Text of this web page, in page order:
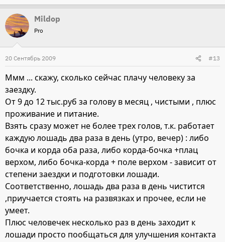
Mildop
Pro
20 Сентябрь 2009 #13
Ммм ... скажу, сколько сейчас плачу человеку за
заездку.
От 9 до 12 тыс.руб за голову в месяц , чистыми , плюс
проживание и питание.
Взять сразу может не более трех голов, т.к. работает
каждую лошадь два раза в день (утро, вечер) : либо
бочка и корда оба раза, либо корда-бочка +плац
верхом, либо бочка-корда + поле верхом - зависит от
степени заездки и подготовки лошади.
Соответственно, лошадь два раза в день чистится
,приучается стоять на развязках и прочее, если не
умеет.
Плюс человечек несколько раз в день заходит к
лошади просто пообщаться для улучшения контакта